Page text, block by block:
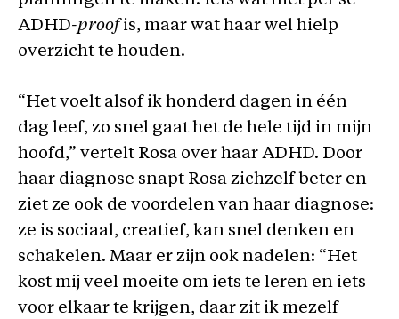
ADHD-proofis, maar wat haar wel hielp
overzicht te houden.
“Het voelt alsof ik honderd dagen in één
dag leef, zo snel gaat het de hele tijd in mijn
hoofd,” vertelt Rosa over haar ADHD. Door
haar diagnose snapt Rosa zichzelf beter en
ziet ze ook de voordelen van haar diagnose:
ze is sociaal, creatief, kan snel denken en
schakelen. Maar er zijn ook nadelen: “Het
kost mij veel moeite om iets te leren en iets
voor elkaar te krijgen, daar zit ik mezelf